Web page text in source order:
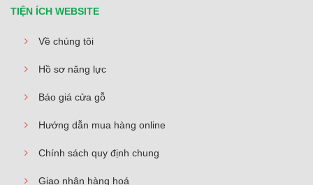
TIỆN ÍCH WEBSITE
Về chúng tôi
Hồ sơ năng lực
Báo giá cửa gỗ
Hướng dẫn mua hàng online
Chính sách quy định chung
Giao nhận hàng hoá